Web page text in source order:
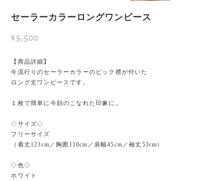
セーラーカラーロングワンピース
¥5,500
【商品詳細】
今流行りのセーラーカラーのビック襟が付いた
ロング丈ワンピースです。
１枚で簡単に今顔のこなれた印象に。
◇サイズ◇
フリーサイズ
（着丈123cm／胸囲110cm／肩幅45cm／袖丈53cm）
◇色◇
ホワイト